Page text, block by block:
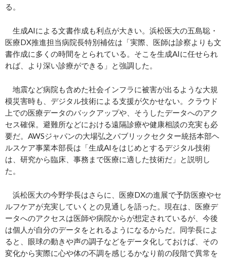
る。
生成AIによる文書作成も利点が大きい。浜松医大の五島聡・
医療DX推進担当病院長特別補佐は「実際、医師は診察よりも文
書作成に多くの時間をとられている。そこを生成AIに任せられ
れば、より深い診療ができる」と強調した。
地震など病院も含めた社会インフラに被害が出るような大規
模災害時も、デジタル技術による支援が欠かせない。クラウド
上での医療データのバックアップや、そうしたデータへのアク
セス確保。避難所などにおける遠隔診療や健康相談の充実も必
要だ。AWSジャパンの大場弘之パブリックセクター統括本部ヘ
ルスケア事業本部長は「生成AIをはじめとするデジタル技術
は、研究から臨床、事務まで医療に適した技術だ」と説明し
た。
浜松医大の今野学長はさらに、医療DXの進展で予防医療やセ
ルフケアが充実していくとの見通しを語った。現在は、医療デ
ータへのアクセスは医師や病院からが想定されているが、今後
は個人が自分のデータをとれるようになるからだ。同学長によ
ると、眼球の動きや声の調子などをデータ化しておけば、その
変化から実際に心や体の不調を感じるかなり前の段階で異常を